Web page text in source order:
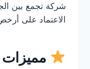
شركة تجمع بين
الاعتماد على